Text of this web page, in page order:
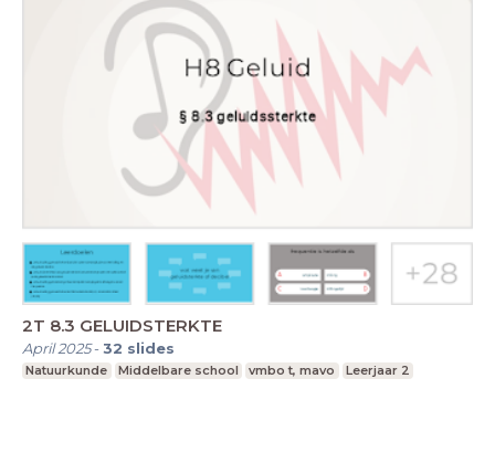
2T 8.3 GELUIDSTERKTE
April 2025-32 slides
Natuurkunde Middelbare school vmbo t, mavo Leerjaar 2